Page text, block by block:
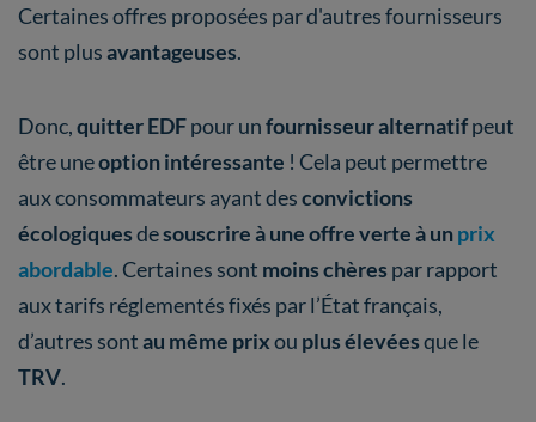
Certaines offres proposées par d'autres fournisseurs
sont plusavantageuses.
Donc,quitter EDFpour unfournisseur alternatifpeut
être uneoption intéressante ! Cela peut permettre
aux consommateurs ayant desconvictions
écologiquesdesouscrire à une offre verte à unprix
abordable. Certaines sont moins chères par rapport
aux tarifs réglementés fixés par l’État français,
d’autres sontau même prixou plus élevéesque le
TRV.